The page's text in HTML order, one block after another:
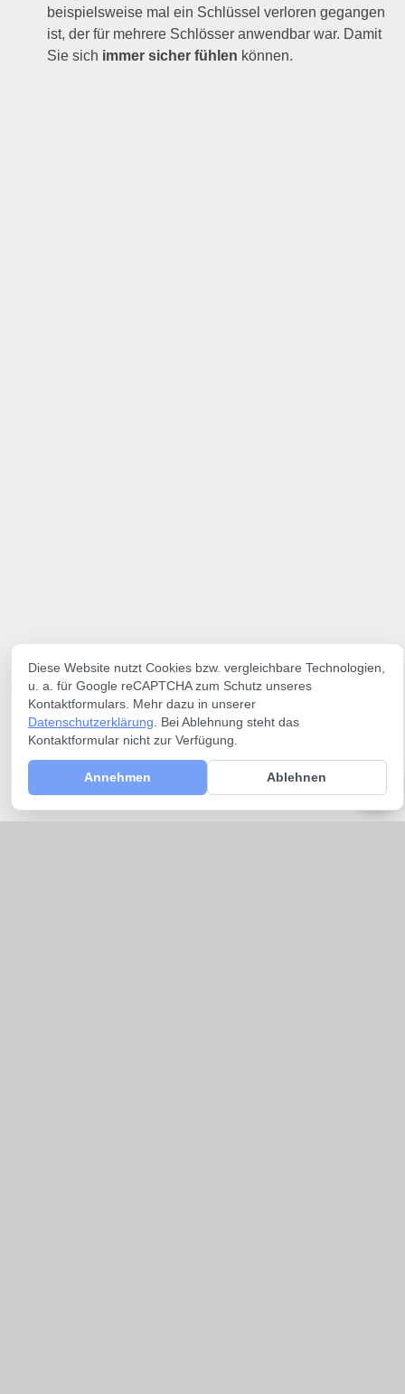
beispielsweise mal ein Schlüssel verloren gegangen
ist, der für mehrere Schlösser anwendbar war. Damit
Sie sich immer sicher fühlen können.
Diese Website nutzt Cookies bzw. vergleichbare Technologien,
u. a. für Google reCAPTCHA zum Schutz unseres
Kontaktformulars. Mehr dazu in unserer
Datenschutzerklärung . Bei Ablehnung steht das
Kontaktformular nicht zur Verfügung.
Annehmen Ablehnen